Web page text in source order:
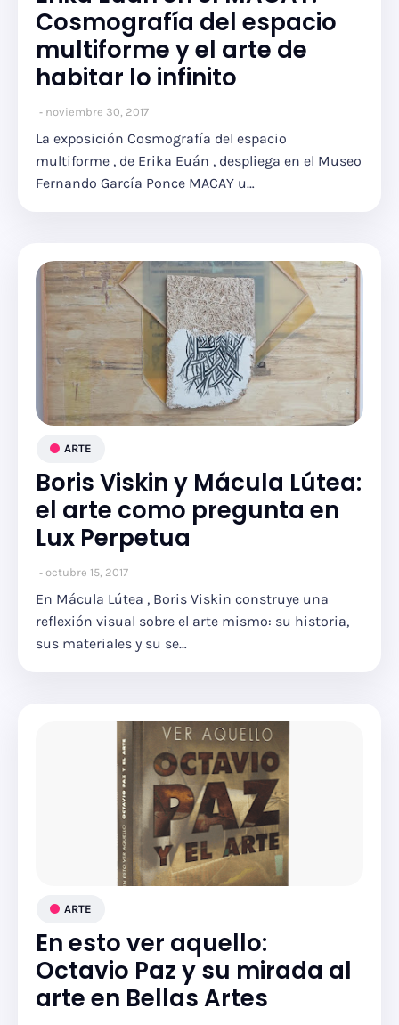
Cosmografía del espacio
multiforme y el arte de
habitar lo infinito
noviembre 30, 2017
La exposición Cosmografía del espacio
multiforme , de Erika Euán , despliega en el Museo
Fernando García Ponce MACAY u…
ARTE
Boris Viskin y Mácula Lútea:
el arte como pregunta en
Lux Perpetua
octubre 15, 2017
En Mácula Lútea , Boris Viskin construye una
reflexión visual sobre el arte mismo: su historia,
sus materiales y su se…
ARTE
En esto ver aquello:
Octavio Paz y su mirada al
arte en Bellas Artes